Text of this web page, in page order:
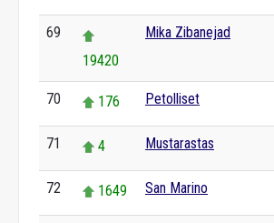
69
19420
Mika Zibanejad
70 176 Petolliset
71 4 Mustarastas
72 1649 San Marino